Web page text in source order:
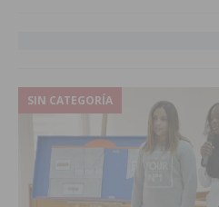
SIN CATEGORÍA